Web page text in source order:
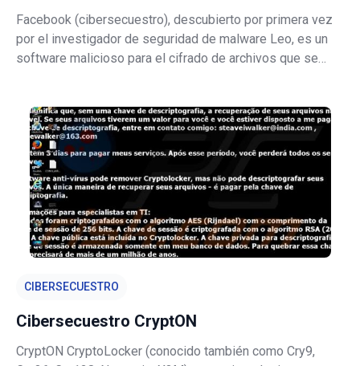
Facebook (cibersecuestro), descubierto por primera vez
por el investigador de seguridad de malware Leo, es un
software malicioso para el cifrado de archivos que se
los archivos a
CIBERSECUESTRO
Cibersecuestro CryptON
CryptON CryptoLocker (conocido también como Cry9,